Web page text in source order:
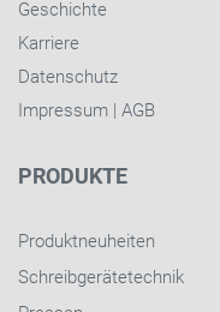
Geschichte
Karriere
Datenschutz
Impressum | AGB
PRODUKTE
Produktneuheiten
Schreibgerätetechnik